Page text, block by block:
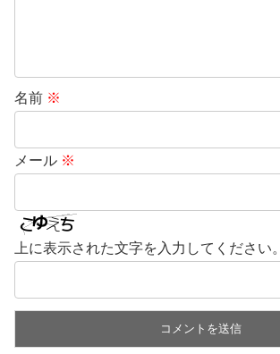
名前 ※
メール ※
上に表示された文字を入力してください。